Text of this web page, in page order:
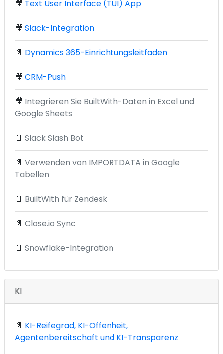
🎥 Text User Interface (TUI) App
🎥 Slack-Integration
📄 Dynamics 365-Einrichtungsleitfaden
🎥 CRM-Push
🎥 Integrieren Sie BuiltWith-Daten in Excel und
Google Sheets
📄 Slack Slash Bot
📄 Verwenden von IMPORTDATA in Google
Tabellen
📄 BuiltWith für Zendesk
📄 Close.io Sync
📄 Snowflake-Integration
KI
📄 KI-Reifegrad, KI-Offenheit,
Agentenbereitschaft und KI-Transparenz